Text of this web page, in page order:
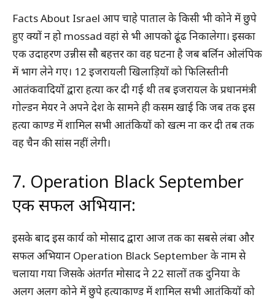
Facts About Israel आप चाहे पाताल के किसी भी कोने में छुपे
हुए क्यों न हो mossad वहां से भी आपको ढूंढ निकालेगा। इसका
एक उदाहरण उन्नीस सौ बहत्तर का वह घटना है जब बर्लिन ओलंपिक
में भाग लेने गए। 12 इजरायली खिलाड़ियों को फिलिस्तीनी
आतंकवादियों द्वारा हत्या कर दी गई थी तब इजरायल के प्रधानमंत्री
गोल्डन मेयर ने अपने देश के सामने ही कसम खाई कि जब तक इस
हत्या काण्ड में शामिल सभी आतंकियों को खत्म ना कर दी तब तक
वह चैन की सांस नहीं लेगी।
7. Operation Black September
एक सफल अभियान:
इसके बाद इस कार्य को मोसाद द्वारा आज तक का सबसे लंबा और
सफल अभियान Operation Black September के नाम से
चलाया गया जिसके अंतर्गत मोसाद ने 22 सालों तक दुनिया के
अलग अलग कोने में छुपे हत्याकाण्ड में शामिल सभी आतंकियों को